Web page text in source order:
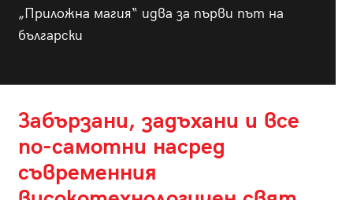
„Приложна магия“ идва за първи път на
български
Забързани, задъхани и все
по-самотни насред
съвременния